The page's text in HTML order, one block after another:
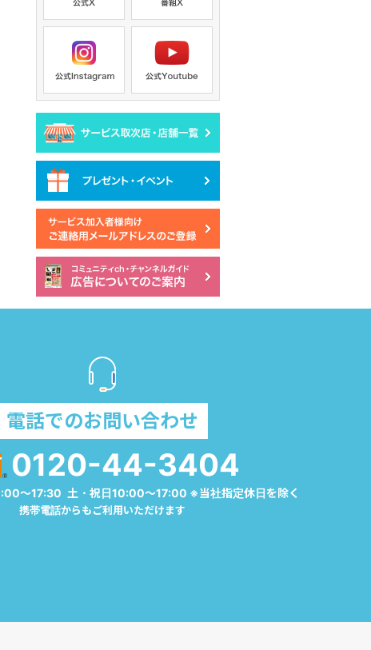
電話でのお問い合わせ
0120-44-3404
～17:30 土・祝日10:00～17:00 ※当社指定休日を除く
携帯電話からもご利用いただけます